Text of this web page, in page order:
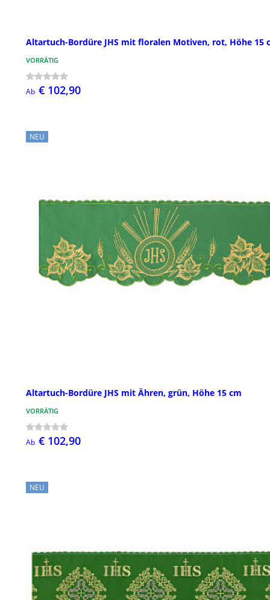
Altartuch-Bordüre JHS mit floralen Motiven, rot, Höhe 15
VORRÄTIG
Ab € 102,90
NEU
Altartuch-Bordüre JHS mit Ähren, grün, Höhe 15 cm
VORRÄTIG
Ab € 102,90
NEU